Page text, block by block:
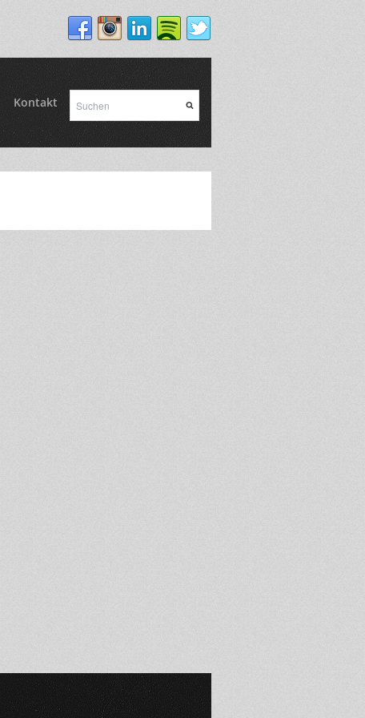
Kontakt